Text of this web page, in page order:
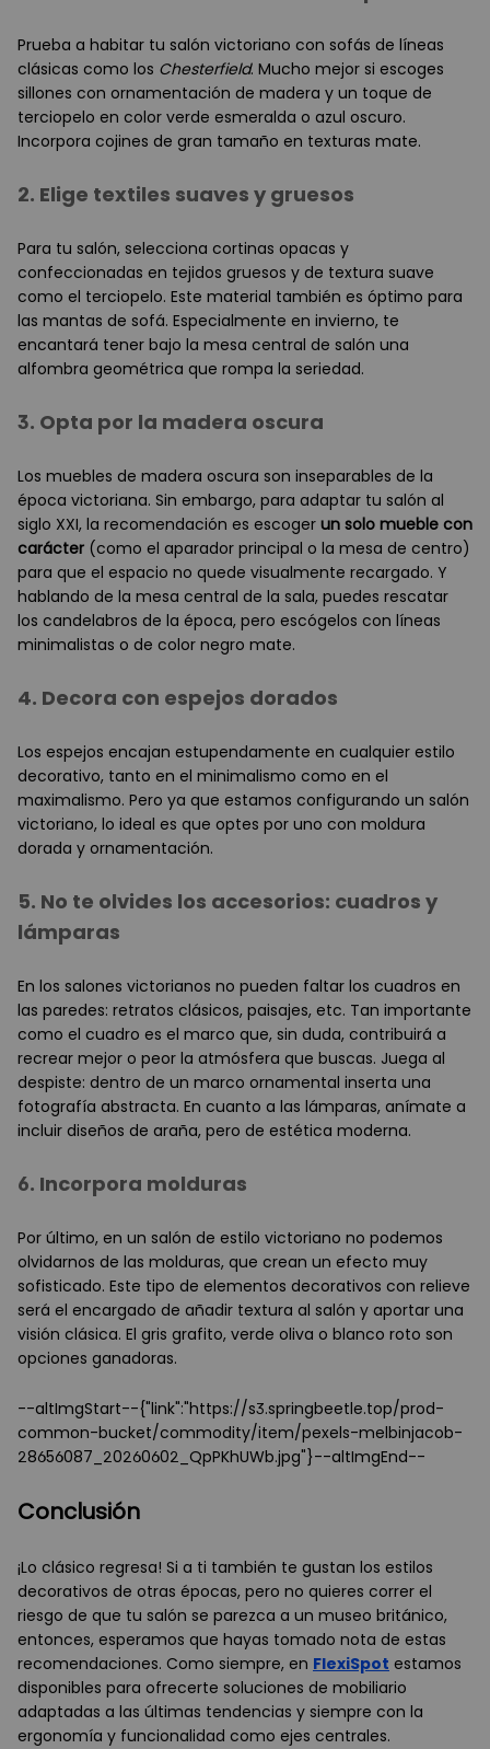
Prueba a habitar tu salón victoriano con sofás de líneas
clásicas como los Chesterfield. Mucho mejor si escoges
sillones con ornamentación de madera y un toque de
terciopelo en color verde esmeralda o azul oscuro.
Incorpora cojines de gran tamaño en texturas mate.
2. Elige textiles suaves y gruesos
Para tu salón, selecciona cortinas opacas y
confeccionadas en tejidos gruesos y de textura suave
como el terciopelo. Este material también es óptimo para
las mantas de sofá. Especialmente en invierno, te
encantará tener bajo la mesa central de salón una
alfombra geométrica que rompa la seriedad.
3. Opta por la madera oscura
Los muebles de madera oscura son inseparables de la
época victoriana. Sin embargo, para adaptar tu salón al
siglo XXI, la recomendación es escoger un solo mueble con
carácter (como el aparador principal o la mesa de centro)
para que el espacio no quede visualmente recargado. Y
hablando de la mesa central de la sala, puedes rescatar
los candelabros de la época, pero escógelos con líneas
minimalistas o de color negro mate.
4. Decora con espejos dorados
Los espejos encajan estupendamente en cualquier estilo
decorativo, tanto en el minimalismo como en el
maximalismo. Pero ya que estamos configurando un salón
victoriano, lo ideal es que optes por uno con moldura
dorada y ornamentación.
5. No te olvides los accesorios: cuadros y
lámparas
En los salones victorianos no pueden faltar los cuadros en
las paredes: retratos clásicos, paisajes, etc. Tan importante
como el cuadro es el marco que, sin duda, contribuirá a
recrear mejor o peor la atmósfera que buscas. Juega al
despiste: dentro de un marco ornamental inserta una
fotografía abstracta. En cuanto a las lámparas, anímate a
incluir diseños de araña, pero de estética moderna.
6. Incorpora molduras
Por último, en un salón de estilo victoriano no podemos
olvidarnos de las molduras, que crean un efecto muy
sofisticado. Este tipo de elementos decorativos con relieve
será el encargado de añadir textura al salón y aportar una
visión clásica. El gris grafito, verde oliva o blanco roto son
opciones ganadoras.
--altImgStart--{"link":"https://s3.springbeetle.top/prod-
common-bucket/commodity/item/pexels-melbinjacob-
28656087_20260602_QpPKhUWb.jpg"}--altImgEnd--
Conclusión
¡Lo clásico regresa! Si a ti también te gustan los estilos
decorativos de otras épocas, pero no quieres correr el
riesgo de que tu salón se parezca a un museo británico,
entonces, esperamos que hayas tomado nota de estas
recomendaciones. Como siempre, en FlexiSpot estamos
disponibles para ofrecerte soluciones de mobiliario
adaptadas a las últimas tendencias y siempre con la
ergonomía y funcionalidad como ejes centrales.